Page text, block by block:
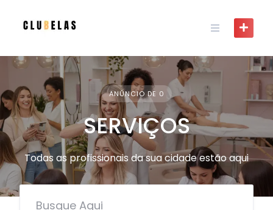
ANÚNCIO DE 0
SERVIÇOS
Todas as profissionais da sua cidade estão aqui